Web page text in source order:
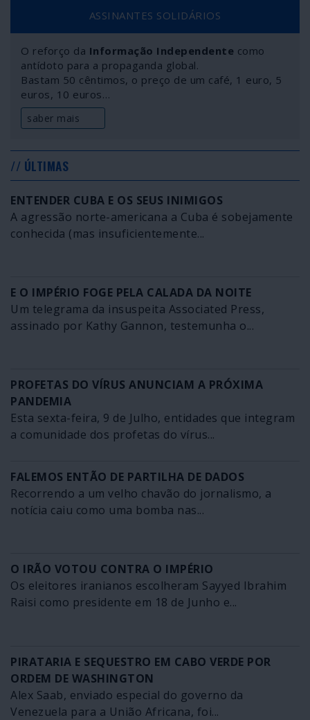
ASSINANTES SOLIDÁRIOS
O reforço da Informação Independente como
antídoto para a propaganda global.
Bastam 50 cêntimos, o preço de um café, 1 euro, 5
euros, 10 euros…
saber mais
// ÚLTIMAS
ENTENDER CUBA E OS SEUS INIMIGOS
A agressão norte-americana a Cuba é sobejamente
conhecida (mas insuficientemente...
E O IMPÉRIO FOGE PELA CALADA DA NOITE
Um telegrama da insuspeita Associated Press,
assinado por Kathy Gannon, testemunha o...
PROFETAS DO VÍRUS ANUNCIAM A PRÓXIMA
PANDEMIA
Esta sexta-feira, 9 de Julho, entidades que integram
a comunidade dos profetas do vírus...
FALEMOS ENTÃO DE PARTILHA DE DADOS
Recorrendo a um velho chavão do jornalismo, a
notícia caiu como uma bomba nas...
O IRÃO VOTOU CONTRA O IMPÉRIO
Os eleitores iranianos escolheram Sayyed Ibrahim
Raisi como presidente em 18 de Junho e...
PIRATARIA E SEQUESTRO EM CABO VERDE POR
ORDEM DE WASHINGTON
Alex Saab, enviado especial do governo da
Venezuela para a União Africana, foi...